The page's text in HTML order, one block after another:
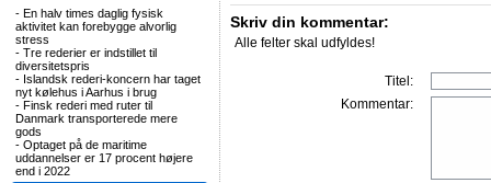
- En halv times daglig fysisk
aktivitet kan forebygge alvorlig
stress
- Tre rederier er indstillet til
diversitetspris
- Islandsk rederi-koncern har taget
nyt kølehus i Aarhus i brug
- Finsk rederi med ruter til
Danmark transporterede mere
gods
- Optaget på de maritime
uddannelser er 17 procent højere
end i 2022
Skriv din kommentar:
Alle felter skal udfyldes!
Titel:
Kommentar: